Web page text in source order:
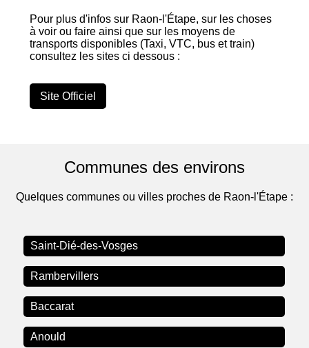
Pour plus d'infos sur Raon-l'Étape, sur les choses
à voir ou faire ainsi que sur les moyens de
transports disponibles (Taxi, VTC, bus et train)
consultez les sites ci dessous :
Site Officiel
Communes des environs
Quelques communes ou villes proches de Raon-l'Étape :
Saint-Dié-des-Vosges
Rambervillers
Baccarat
Anould